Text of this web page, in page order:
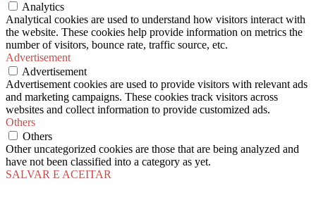
Analytics
Analytical cookies are used to understand how visitors interact with
the website. These cookies help provide information on metrics the
number of visitors, bounce rate, traffic source, etc.
Advertisement
Advertisement
Advertisement cookies are used to provide visitors with relevant ads
and marketing campaigns. These cookies track visitors across
websites and collect information to provide customized ads.
Others
Others
Other uncategorized cookies are those that are being analyzed and
have not been classified into a category as yet.
SALVAR E ACEITAR